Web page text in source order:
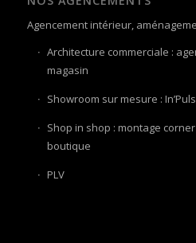
Agencement intérieur,
Architecture commerciale :
magasin
Showroom sur mesure :
Shop in shop : montage
boutique
PLV